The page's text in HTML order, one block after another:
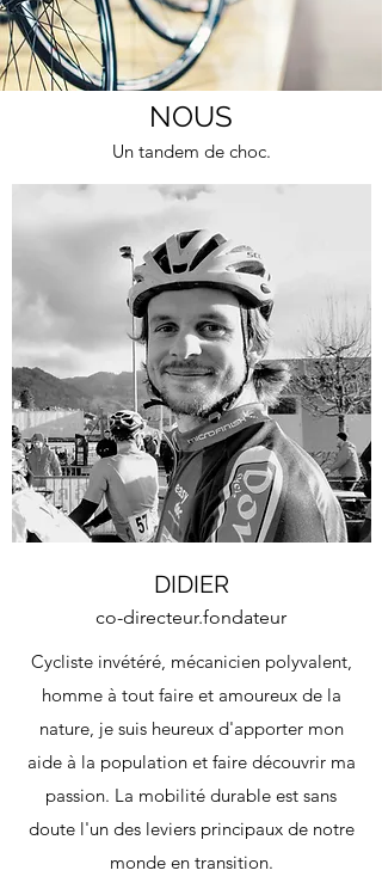
NOUS
Un tandem de choc.
DIDIER
co-directeur.fondateur
Cycliste invétéré, mécanicien polyvalent,
homme à tout faire et amoureux de la
nature, je suis heureux d'apporter mon
aide à la population et faire découvrir ma
passion. La mobilité durable est sans
doute l'un des leviers principaux de notre
monde en transition.